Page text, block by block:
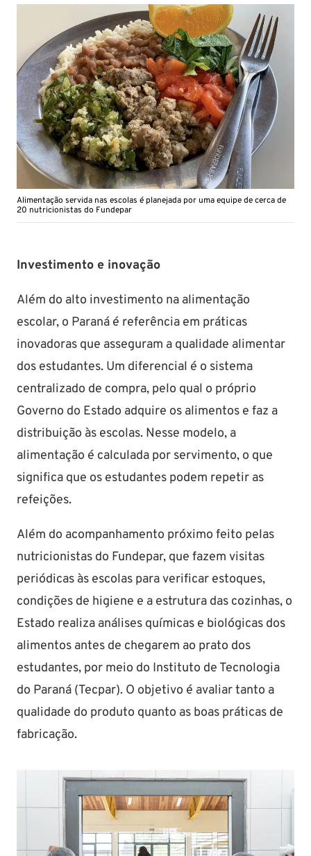
Alimentação servida nas escolas é planejada por uma equipe de cerca de
20 nutricionistas do Fundepar
Investimento e inovação
Além do alto investimento na alimentação
escolar, o Paraná é referência em práticas
inovadoras que asseguram a qualidade alimentar
dos estudantes. Um diferencial é o sistema
centralizado de compra, pelo qual o próprio
Governo do Estado adquire os alimentos e faz a
distribuição às escolas. Nesse modelo, a
alimentação é calculada por servimento, o que
significa que os estudantes podem repetir as
refeições.
Além do acompanhamento próximo feito pelas
nutricionistas do Fundepar, que fazem visitas
periódicas às escolas para verificar estoques,
condições de higiene e a estrutura das cozinhas, o
Estado realiza análises químicas e biológicas dos
alimentos antes de chegarem ao prato dos
estudantes, por meio do Instituto de Tecnologia
do Paraná (Tecpar). O objetivo é avaliar tanto a
qualidade do produto quanto as boas práticas de
fabricação.